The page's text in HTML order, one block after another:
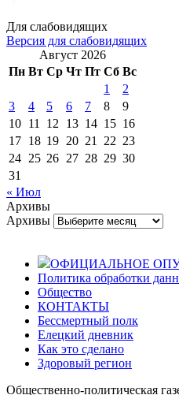
Для слабовидящих
Версия для слабовидящих
Август 2026
Пн Вт Ср Чт Пт Сб Вс
1
2
3
4 5 6 7 8
9
10 11 12 13 14 15 16
17 18 19 20 21 22 23
24 25 26 27 28 29 30
31
« Июл
Архивы
Архивы
ОФИЦИАЛЬНОЕ
Политика обработки
Общество
КОНТАКТЫ
Бессмертный полк
Елецкий дневник
Как это сделано
Здоровый регион
Общественно-политическая